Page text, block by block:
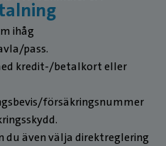
ihåg
pass.
kredit-/betalkort eller
försäkringsnummer
även välja direktreglering